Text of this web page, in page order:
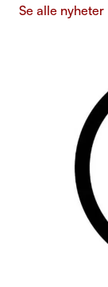
Se alle nyheter